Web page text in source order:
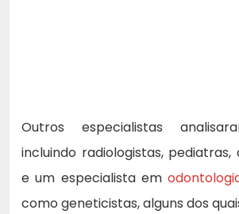
Outros especialistas
incluindo radiologistas,
e um especialista em
como geneticistas, alguns dos